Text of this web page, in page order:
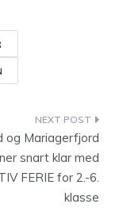
og Mariagerfjord
snart klar med
FERIE for 2.-6.
klasse